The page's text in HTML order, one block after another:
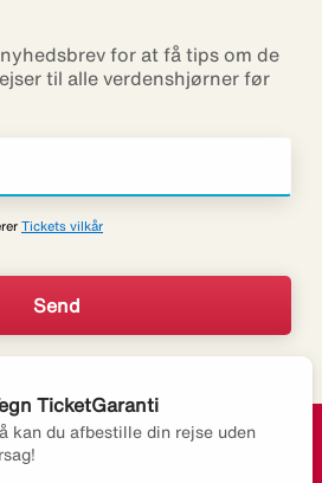
for at få tips om de
til alle verdenshjørner før
Tickets vilkår
TicketGaranti
kan du afbestille din rejse uden